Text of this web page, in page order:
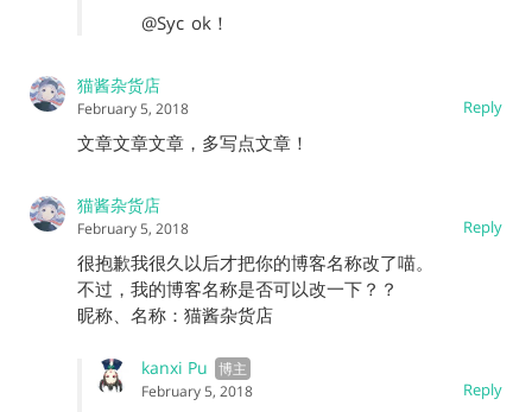
@Syc ok！
猫酱杂货店
Reply
February 5, 2018
文章文章文章，多写点文章！
猫酱杂货店
Reply
February 5, 2018
很抱歉我很久以后才把你的博客名称改了喵。
不过，我的博客名称是否可以改一下？？
昵称、名称：猫酱杂货店
kanxi Pu
Reply
February 5, 2018